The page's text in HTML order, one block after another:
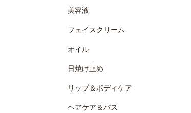
美容液
フェイスクリーム
オイル
日焼け止め
リップ＆ボディケア
ヘアケア＆バス